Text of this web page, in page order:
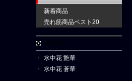
新着商品
売れ筋商品ベスト20
水中花 艶華
水中花 蒼華